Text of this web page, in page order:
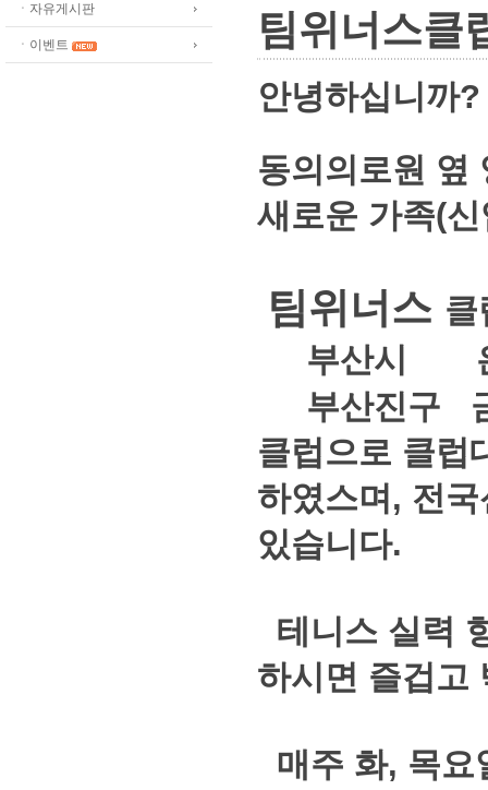
ㆍ자유게시판
ㆍ이벤트 팀위너스클
안녕하십니까?
동의의로원 옆
새로운 가족(
팀위너스 클
부산시 은
부산진구 금
클럽으로 클럽
하였스며, 전
있습니다.
테니스 실력
하시면 즐겁고
매주 화, 목요